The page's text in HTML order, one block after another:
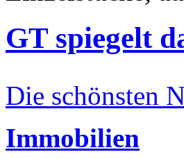
GT spiegelt
Die schönsten
Immobilien